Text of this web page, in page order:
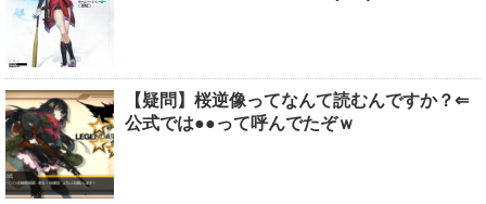
【疑問】桜逆像ってなんて読むんですか？⇐
公式では●●って呼んでたぞｗ